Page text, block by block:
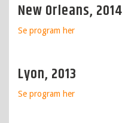
New Orleans, 2014
Se program her
Lyon, 2013
Se program her